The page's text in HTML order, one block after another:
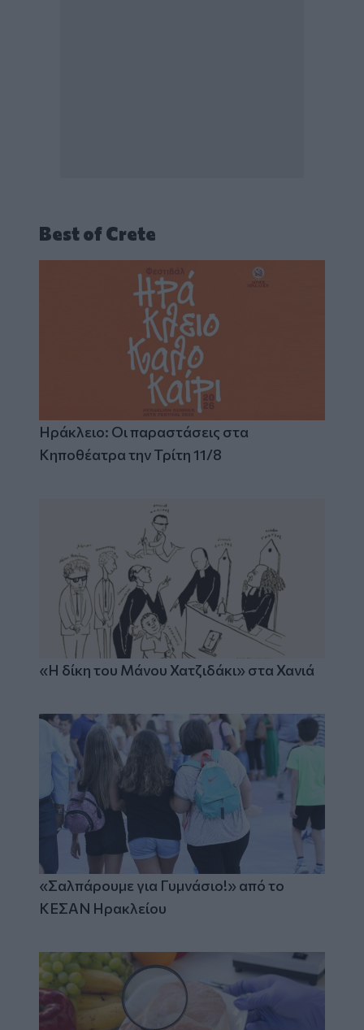
Best of Crete
Ηράκλειο: Οι παραστάσεις στα
Κηποθέατρα την Τρίτη 11/8
«Η δίκη του Μάνου Χατζιδάκι» στα Χανιά
«Σαλπάρουμε για Γυμνάσιο!» από το
ΚΕΣΑΝ Ηρακλείου